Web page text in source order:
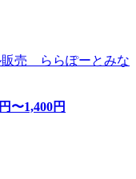
販売 ららぽーとみな
円〜1,400円